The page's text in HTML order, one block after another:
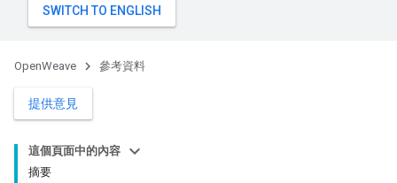
OpenWeave 參考資料
提供意見
這個頁面中的內容
摘要